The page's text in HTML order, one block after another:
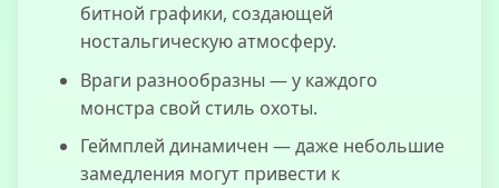
битной графики, создающей
ностальгическую атмосферу.
Враги разнообразны — у каждого
монстра свой стиль охоты.
Геймплей динамичен — даже небольшие
замедления могут привести к